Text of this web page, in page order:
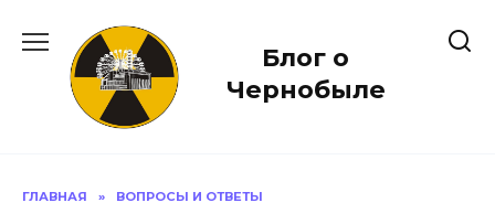
содержанию
Блог о
Чернобыле
ГЛАВНАЯ » ВОПРОСЫ И ОТВЕТЫ